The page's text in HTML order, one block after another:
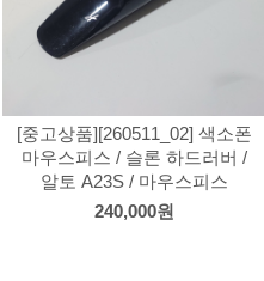
[중고상품][260511_02] 색소폰
마우스피스 / 슬론 하드러버 /
알토 A23S / 마우스피스
240,000원